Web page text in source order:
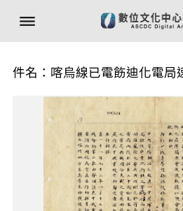
件名：喀烏線已電飭迪化電局